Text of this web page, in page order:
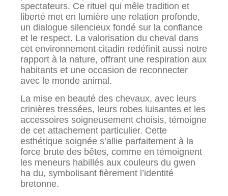
spectateurs. Ce rituel qui mêle tradition et
liberté met en lumière une relation profonde,
un dialogue silencieux fondé sur la confiance
et le respect. La valorisation du cheval dans
cet environnement citadin redéfinit aussi notre
rapport à la nature, offrant une respiration aux
habitants et une occasion de reconnecter
avec le monde animal.
La mise en beauté des chevaux, avec leurs
crinières tressées, leurs robes luisantes et les
accessoires soigneusement choisis, témoigne
de cet attachement particulier. Cette
esthétique soignée s’allie parfaitement à la
force brute des bêtes, comme en témoignent
les meneurs habillés aux couleurs du gwen
ha du, symbolisant fièrement l’identité
bretonne.